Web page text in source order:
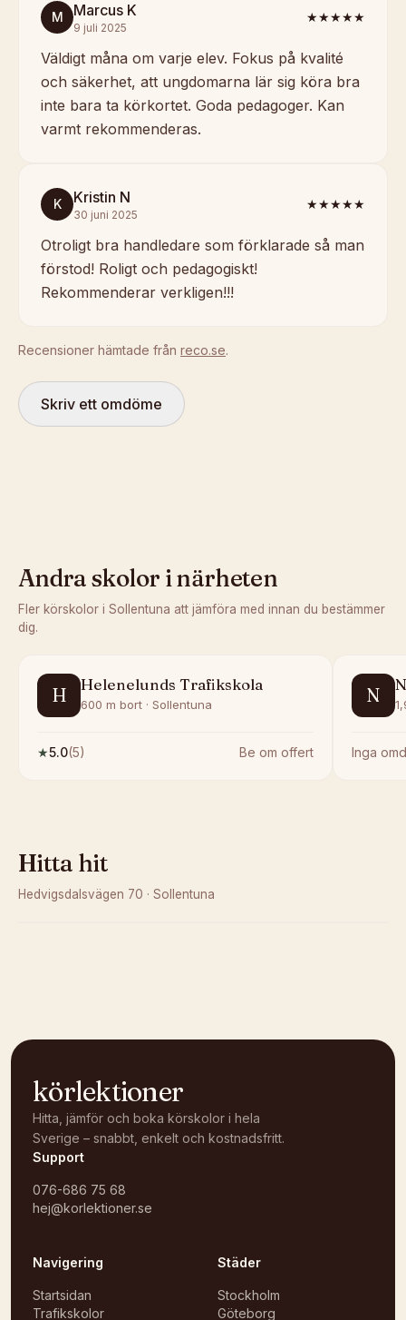
M Marcus K
9 juli 2025
★★★★★
Väldigt måna om varje elev. Fokus på kvalité
och säkerhet, att ungdomarna lär sig köra bra
inte bara ta körkortet. Goda pedagoger. Kan
varmt rekommenderas.
K Kristin N
30 juni 2025
★★★★★
Otroligt bra handledare som förklarade så man
förstod! Roligt och pedagogiskt!
Rekommenderar verkligen!!!
Recensioner hämtade från reco.se.
Skriv ett omdöme
Andra skolor i närheten
Fler körskolor i Sollentuna att jämföra med innan du bestämmer
dig.
H Helenelunds Trafikskola
600 m bort · Sollentuna
★5.0(5) Be om offert
N
Inga
Hitta hit
Hedvigsdalsvägen 70 · Sollentuna
körlektioner
Hitta, jämför och boka körskolor i hela
Sverige – snabbt, enkelt och kostnadsfritt.
Support
076-686 75 68
hej@korlektioner.se
Navigering
Startsidan
Trafikskolor
Städer
Stockholm
Göteborg